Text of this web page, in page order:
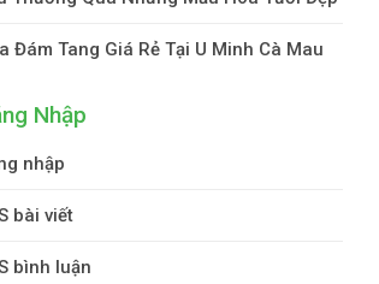
Đám Tang Giá Rẻ Tại U Minh Cà Mau
Nhập
nhập
bài viết
bình luận